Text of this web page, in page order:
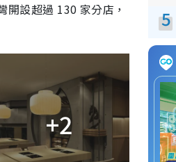
設超過 130 家分店，
+2
5